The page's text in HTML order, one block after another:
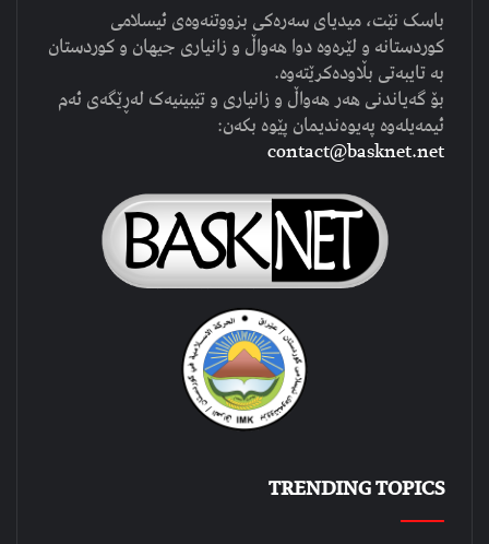
باسک نێت، میدیای سەرەکی بزووتنەوەی ئیسلامی
کوردستانە و لێرەوە دوا هەواڵ و زانیاری جیهان و کوردستان
بە تایبەتی بڵاودەکرێتەوە.
بۆ گەیاندنی هەر هەواڵ و زانیاری و تێبینیەک لەڕێگەی ئەم
ئیمەیلەوە پەیوەندیمان پێوە بکەن:
contact@basknet.net
TRENDING TOPICS